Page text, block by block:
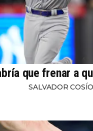
que frenar a
SALVADOR